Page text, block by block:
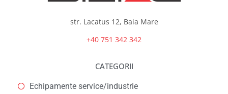
str. Lacatus 12, Baia Mare
+40 751 342 342
CATEGORII
Echipamente service/industrie